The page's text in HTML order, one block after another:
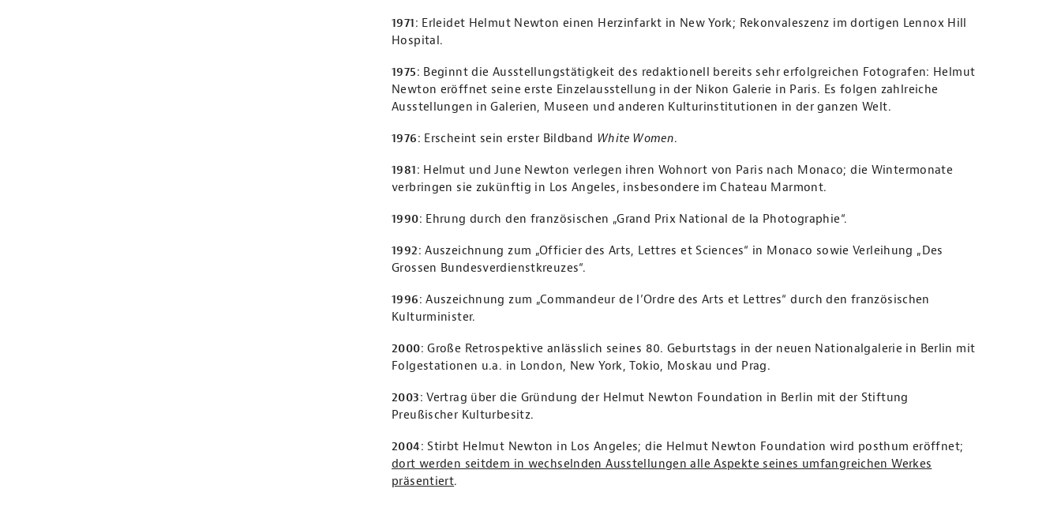
1971: Erleidet Helmut Newton einen Herzinfarkt in New York; Rekonvaleszenz im dortigen Lennox Hill
Hospital.
1975: Beginnt die Ausstellungstätigkeit des redaktionell bereits sehr erfolgreichen Fotografen: Helmut
Newton eröffnet seine erste Einzelausstellung in der Nikon Galerie in Paris. Es folgen zahlreiche
Ausstellungen in Galerien, Museen und anderen Kulturinstitutionen in der ganzen Welt.
1976: Erscheint sein erster Bildband White Women.
1981: Helmut und June Newton verlegen ihren Wohnort von Paris nach Monaco; die Wintermonate
verbringen sie zukünftig in Los Angeles, insbesondere im Chateau Marmont.
1990: Ehrung durch den französischen „Grand Prix National de la Photographie“.
1992: Auszeichnung zum „Officier des Arts, Lettres et Sciences“ in Monaco sowie Verleihung „Des
Grossen Bundesverdienstkreuzes“.
1996: Auszeichnung zum „Commandeur de l’Ordre des Arts et Lettres“ durch den französischen
Kulturminister.
2000: Große Retrospektive anlässlich seines 80. Geburtstags in der neuen Nationalgalerie in Berlin mit
Folgestationen u.a. in London, New York, Tokio, Moskau und Prag.
2003: Vertrag über die Gründung der Helmut Newton Foundation in Berlin mit der Stiftung
Preußischer Kulturbesitz.
2004: Stirbt Helmut Newton in Los Angeles; die Helmut Newton Foundation wird posthum eröffnet;
dort werden seitdem in wechselnden Ausstellungen alle Aspekte seines umfangreichen Werkes
präsentiert.